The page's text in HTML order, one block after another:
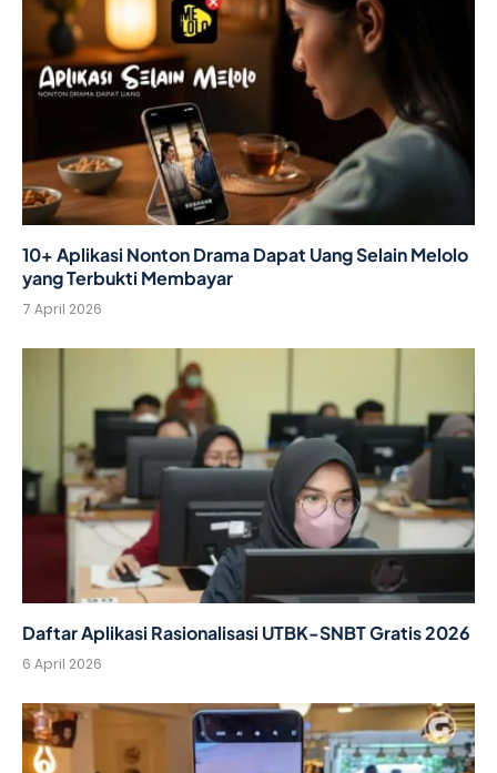
10+ Aplikasi Nonton Drama Dapat Uang Selain Melolo
yang Terbukti Membayar
7 April 2026
Daftar Aplikasi Rasionalisasi UTBK-SNBT Gratis 2026
6 April 2026